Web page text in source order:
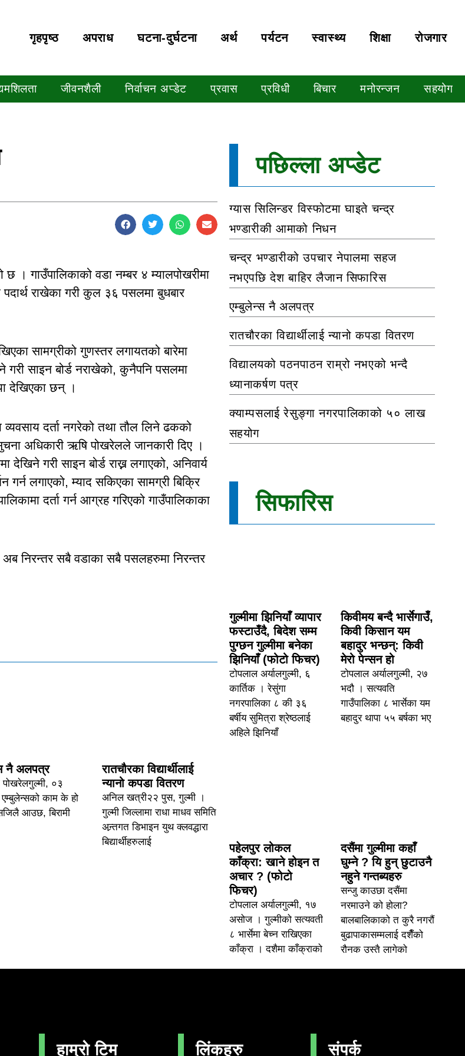
गृहपृष्‍ठ अपराध घटना-दुर्घटना अर्थ पर्यटन स्वास्थ्य शिक्षा रोजगार
जीवनशैली निर्वाचन अप्डेट प्रवास प्रविधी बिचार मनोरन्जन सहयोग
। गाउँपालिकाको वडा नम्बर ४ म्यालपोखरीमा
राखेका गरी कुल ३६ पसलमा बुधबार
सामग्रीको गुणस्तर लगायतको बारेमा
साइन बोर्ड नराखेको, कुनैपनि पसलमा
देखिएका छन् ।
व्यवसाय दर्ता नगरेको तथा तौल लिने ढकको
अधिकारी ऋषि पोखरेलले जानकारी दिए ।
गरी साइन बोर्ड राख्न लगाएको, अनिवार्य
गर्न लगाएको, म्याद सकिएका सामग्री बिक्रि
दर्ता गर्न आग्रह गरिएको गाउँपालिकाका
निरन्तर सबै वडाका सबै पसलहरुमा निरन्तर
नै अलपत्र
पोखरेलगुल्मी, ०३
काम के हो
आउछ, बिरामी
रातचौरका विद्यार्थीलाई
न्यानो कपडा वितरण
अनिल खत्री२२ पुस, गुल्मी ।
गुल्मी जिल्लामा राधा माधव समिति
अन्र्तगत डिभाइन युथ क्लवद्धारा
बिद्यार्थीहरुलाई
पछिल्ला अप्डेट
ग्यास सिलिन्डर विस्फोटमा घाइते चन्द्र
भण्डारीकी आमाको निधन
चन्द्र भण्डारीको उपचार नेपालमा सहज
नभएपछि देश बाहिर लैजान सिफारिस
एम्बुलेन्स नै अलपत्र
रातचौरका विद्यार्थीलाई न्यानो कपडा वितरण
विद्यालयको पठनपाठन राम्रो नभएको भन्दै
ध्यानाकर्षण पत्र
क्याम्पसलाई रेसुङ्गा नगरपालिकाको ५० लाख
सहयोग
सिफारिस
गुल्मीमा झिनियाँ व्यापार
फस्टाउँदै, बिदेश सम्म
पुग्छन गुल्मीमा बनेका
झिनियाँ (फोटो फिचर)
टोपलाल अर्यालगुल्मी, ६
कार्तिक । रेसुंगा
नगरपालिका ८ की ३६
बर्षीय सुमित्रा श्रेष्ठलाई
अहिले झिनियाँ
किवीमय बन्दै भार्सेगाउँ,
किवी किसान यम
बहादुर भन्छन्: किवी
मेरो पेन्सन हो
टोपलाल अर्यालगुल्मी, २७
भदौ । सत्यवति
गाउँपालिका ८ भार्सेका यम
बहादुर थापा ५५ बर्षका भए
पहेलपुर लोकल
काँक्रा: खाने होइन त
अचार ? (फोटो
फिचर)
टोपलाल अर्यालगुल्मी, १७
असोज । गुल्मीको सत्यवती
८ भार्सेमा बेच्न राखिएका
काँक्रा । दशैमा काँक्राको
दसैंमा गुल्मीमा कहाँ
घुम्ने ? यि हुन् छुटाउनै
नहुने गन्तब्यहरु
सन्जु काउछा दसैंमा
नरमाउने को होला?
बालबालिकाको त कुरै नगरौं
बुढापाकासम्मलाई दशैँको
रौनक उस्तै लागेको
हाम्रो टिम लिंकहरु संपर्क